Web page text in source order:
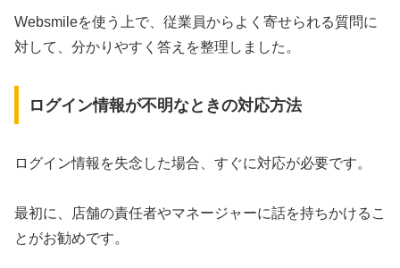
Websmileを使う上で、従業員からよく寄せられる質問に
対して、分かりやすく答えを整理しました。
ログイン情報が不明なときの対応方法
ログイン情報を失念した場合、すぐに対応が必要です。
最初に、店舗の責任者やマネージャーに話を持ちかけるこ
とがお勧めです。